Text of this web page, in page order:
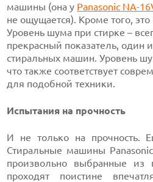
машины (она у Panasonic NA-
не ощущается). Кроме того,
Уровень шума при стирке –
прекрасный показатель, один
стиральных машин. Уровень
что также соответствует
для подобной техники.
Испытания на прочность
И не только на прочность.
Стиральные машины
произвольно выбранные из
проходят поистине